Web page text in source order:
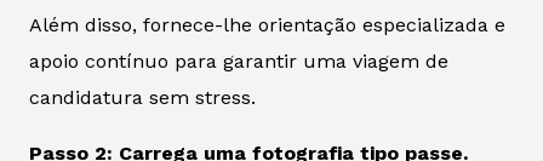
Além disso, fornece-lhe orientação especializada e
apoio contínuo para garantir uma viagem de
candidatura sem stress.
Passo 2: Carrega uma fotografia tipo passe.